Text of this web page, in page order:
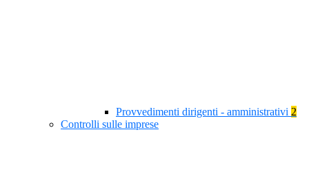
Provvedimenti dirigenti - amministrativi 2
Controlli sulle imprese